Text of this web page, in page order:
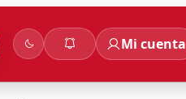
Mi cuenta